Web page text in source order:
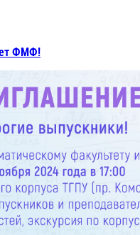
ФМФ!